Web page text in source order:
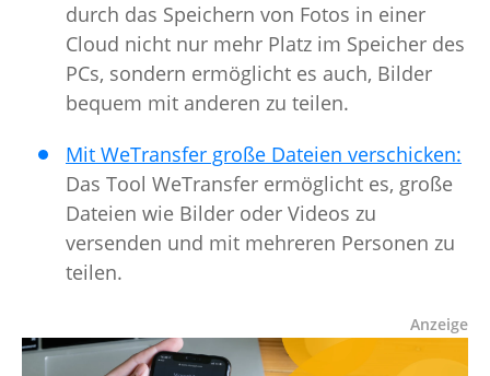
durch das Speichern von Fotos in einer
Cloud nicht nur mehr Platz im Speicher des
PCs, sondern ermöglicht es auch, Bilder
bequem mit anderen zu teilen.
Mit WeTransfer große Dateien verschicken:
Das Tool WeTransfer ermöglicht es, große
Dateien wie Bilder oder Videos zu
versenden und mit mehreren Personen zu
teilen.